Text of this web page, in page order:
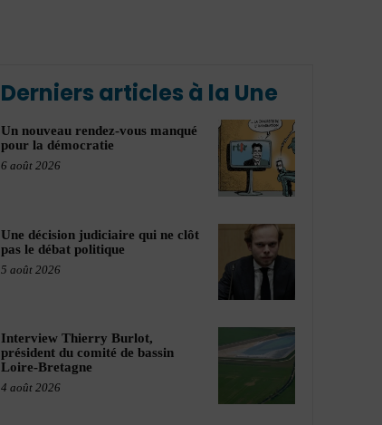
Derniers articles à la Une
Un nouveau rendez-vous manqué
pour la démocratie
6 août 2026
Une décision judiciaire qui ne clôt
pas le débat politique
5 août 2026
Interview Thierry Burlot,
président du comité de bassin
Loire-Bretagne
4 août 2026